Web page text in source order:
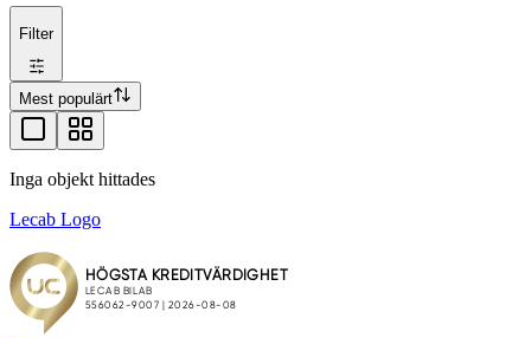
Filter
Mest populärt
Inga objekt hittades
Lecab Logo